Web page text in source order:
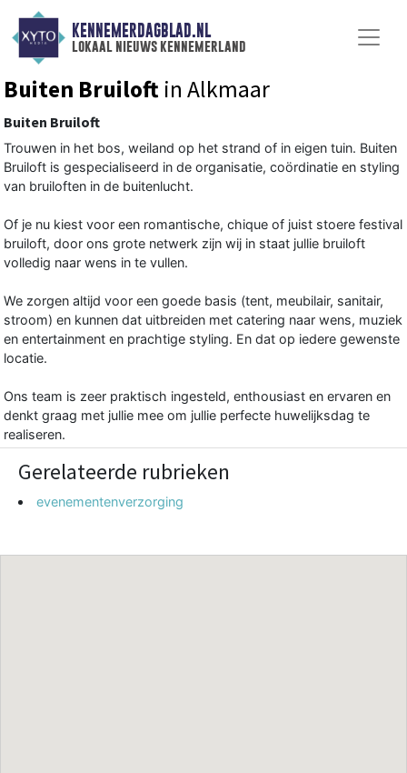
KENNEMERDAGBLAD.NL
lokaal nieuws kennemerland
Buiten Bruiloft in Alkmaar
Buiten Bruiloft
Trouwen in het bos, weiland op het strand of in eigen tuin. Buiten
Bruiloft is gespecialiseerd in de organisatie, coördinatie en styling
van bruiloften in de buitenlucht.
Of je nu kiest voor een romantische, chique of juist stoere festival
bruiloft, door ons grote netwerk zijn wij in staat jullie bruiloft
volledig naar wens in te vullen.
We zorgen altijd voor een goede basis (tent, meubilair, sanitair,
stroom) en kunnen dat uitbreiden met catering naar wens, muziek
en entertainment en prachtige styling. En dat op iedere gewenste
locatie.
Ons team is zeer praktisch ingesteld, enthousiast en ervaren en
denkt graag met jullie mee om jullie perfecte huwelijksdag te
realiseren.
Gerelateerde rubrieken
evenementenverzorging